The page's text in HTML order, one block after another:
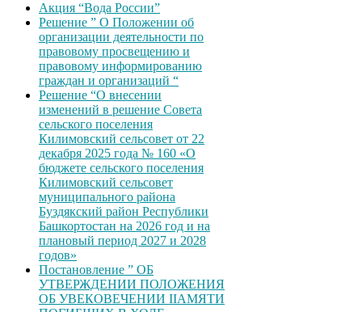
Акция “Вода России”
Решение ” О Положении об
организации деятельности по
правовому просвещению и
правовому информированию
граждан и организаций “
Решение “О внесении
изменений в решение Совета
сельского поселения
Килимовский сельсовет от 22
декабря 2025 года № 160 «О
бюджете сельского поселения
Килимовский сельсовет
муниципального района
Буздякский район Республики
Башкортостан на 2026 год и на
плановый период 2027 и 2028
годов»
Постановление ” ОБ
УТВЕРЖДЕНИИ ПОЛОЖЕНИЯ
ОБ УВЕКОВЕЧЕНИИ ІІАМЯТИ